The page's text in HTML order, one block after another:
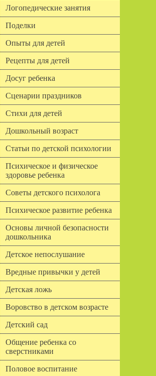
Логопедические занятия
Поделки
Опыты для детей
Рецепты для детей
Досуг ребенка
Сценарии праздников
Стихи для детей
Дошкольный возраст
Статьи по детской психологии
Психическое и физическое
здоровье ребенка
Советы детского психолога
Психическое развитие ребенка
Основы личной безопасности
дошкольника
Детское непослушание
Вредные привычки у детей
Детская ложь
Воровство в детском возрасте
Детский сад
Общение ребенка со
сверстниками
Половое воспитание